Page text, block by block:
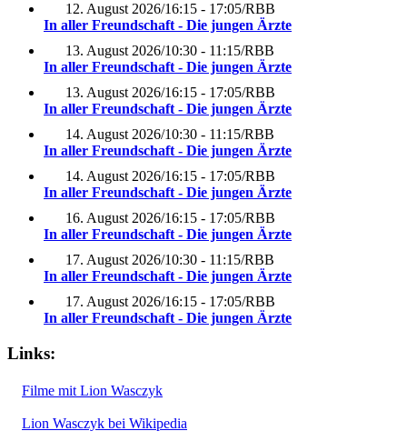
12. August 2026/16:15 - 17:05/RBB
In aller Freundschaft - Die jungen Ärzte
13. August 2026/10:30 - 11:15/RBB
In aller Freundschaft - Die jungen Ärzte
13. August 2026/16:15 - 17:05/RBB
In aller Freundschaft - Die jungen Ärzte
14. August 2026/10:30 - 11:15/RBB
In aller Freundschaft - Die jungen Ärzte
14. August 2026/16:15 - 17:05/RBB
In aller Freundschaft - Die jungen Ärzte
16. August 2026/16:15 - 17:05/RBB
In aller Freundschaft - Die jungen Ärzte
17. August 2026/10:30 - 11:15/RBB
In aller Freundschaft - Die jungen Ärzte
17. August 2026/16:15 - 17:05/RBB
In aller Freundschaft - Die jungen Ärzte
Links:
Filme mit Lion Wasczyk
Lion Wasczyk bei Wikipedia